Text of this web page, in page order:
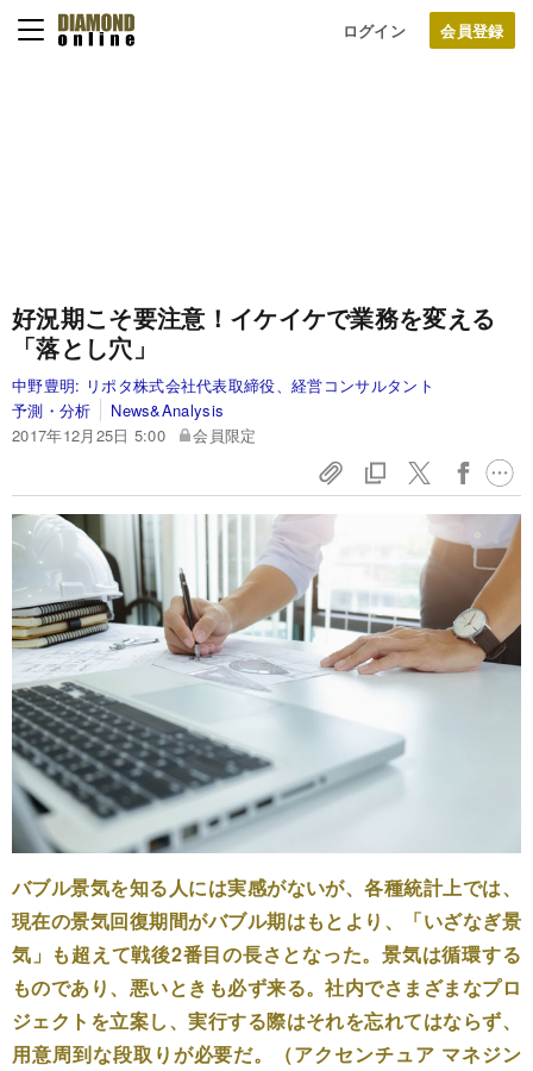
ログイン
好況期こそ要注意！イケイケで業務を変える
「落とし穴」
中野豊明: リポタ株式会社代表取締役、経営コンサルタント
予測・分析
News&Analysis
2017年12月25日 5:00
会員限定
バブル景気を知る人には実感がないが、各種統計上では、
現在の景気回復期間がバブル期はもとより、「いざなぎ景
気」も超えて戦後2番目の長さとなった。景気は循環する
ものであり、悪いときも必ず来る。社内でさまざまなプロ
ジェクトを立案し、実行する際はそれを忘れてはならず、
用意周到な段取りが必要だ。（アクセンチュア マネジン